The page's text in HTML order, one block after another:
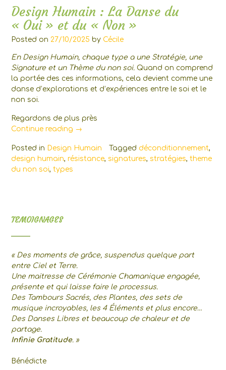
Design Humain : La Danse du
« Oui » et du « Non »
Posted on 27/10/2025 by Cécile
En Design Humain, chaque type a une Stratégie, une
Signature et un Thème du non soi. Quand on comprend
la portée des ces informations, cela devient comme une
danse d’explorations et d’expériences entre le soi et le
non soi.
Regardons de plus près
Continue reading « Design
:
La
→
Posted in Design Humain Tagged déconditionnement,
design humain, résistance, signatures, stratégies, theme
du non soi, types
TEMOIGNAGES
« Des moments de grâce, suspendus quelque part
entre Ciel et Terre.
Une maitresse de Cérémonie Chamanique engagée,
présente et qui laisse faire le processus.
Des Tambours Sacrés, des Plantes, des sets de
musique incroyables, les 4 Éléments et plus encore…
Des Danses Libres et beaucoup de chaleur et de
partage.
Infinie Gratitude. »
Bénédicte